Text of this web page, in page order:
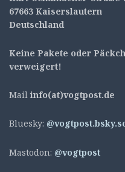
67663 Kaiserslautern
Deutschland
Keine Pakete oder
verweigert!
Mail info(at)vogtpost.de
Bluesky:
Mastodon: @vogtpost